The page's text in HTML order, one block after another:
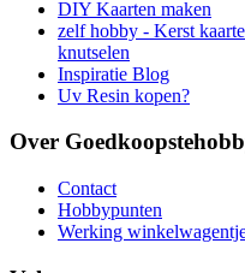
DIY Kaarten maken
zelf hobby - Kerst
knutselen
Inspiratie Blog
Uv Resin kopen?
Over
Contact
Hobbypunten
Werking